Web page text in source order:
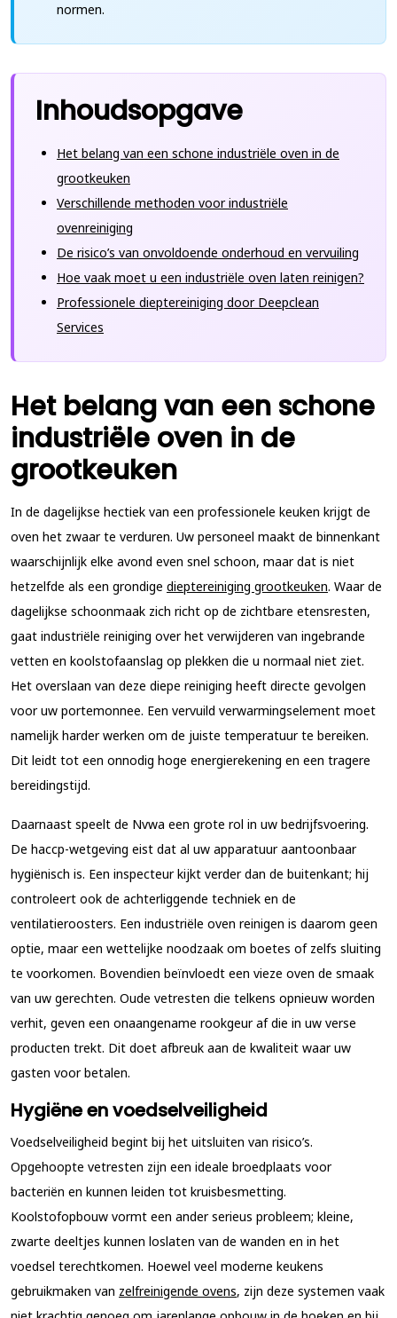
normen.
Inhoudsopgave
Het belang van een schone industriële oven in de
grootkeuken
Verschillende methoden voor industriële
ovenreiniging
De risico’s van onvoldoende onderhoud en vervuiling
Hoe vaak moet u een industriële oven laten reinigen?
Professionele dieptereiniging door Deepclean
Services
Het belang van een schone
industriële oven in de
grootkeuken
In de dagelijkse hectiek van een professionele keuken krijgt de
oven het zwaar te verduren. Uw personeel maakt de binnenkant
waarschijnlijk elke avond even snel schoon, maar dat is niet
hetzelfde als een grondige dieptereiniging grootkeuken. Waar de
dagelijkse schoonmaak zich richt op de zichtbare etensresten,
gaat industriële reiniging over het verwijderen van ingebrande
vetten en koolstofaanslag op plekken die u normaal niet ziet.
Het overslaan van deze diepe reiniging heeft directe gevolgen
voor uw portemonnee. Een vervuild verwarmingselement moet
namelijk harder werken om de juiste temperatuur te bereiken.
Dit leidt tot een onnodig hoge energierekening en een tragere
bereidingstijd.
Daarnaast speelt de Nvwa een grote rol in uw bedrijfsvoering.
De haccp-wetgeving eist dat al uw apparatuur aantoonbaar
hygiënisch is. Een inspecteur kijkt verder dan de buitenkant; hij
controleert ook de achterliggende techniek en de
ventilatieroosters. Een industriële oven reinigen is daarom geen
optie, maar een wettelijke noodzaak om boetes of zelfs sluiting
te voorkomen. Bovendien beïnvloedt een vieze oven de smaak
van uw gerechten. Oude vetresten die telkens opnieuw worden
verhit, geven een onaangename rookgeur af die in uw verse
producten trekt. Dit doet afbreuk aan de kwaliteit waar uw
gasten voor betalen.
Hygiëne en voedselveiligheid
Voedselveiligheid begint bij het uitsluiten van risico’s.
Opgehoopte vetresten zijn een ideale broedplaats voor
bacteriën en kunnen leiden tot kruisbesmetting.
Koolstofopbouw vormt een ander serieus probleem; kleine,
zwarte deeltjes kunnen loslaten van de wanden en in het
voedsel terechtkomen. Hoewel veel moderne keukens
gebruikmaken van zelfreinigende ovens, zijn deze systemen vaak